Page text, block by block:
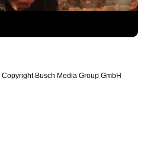
Copyright Busch Media Group GmbH